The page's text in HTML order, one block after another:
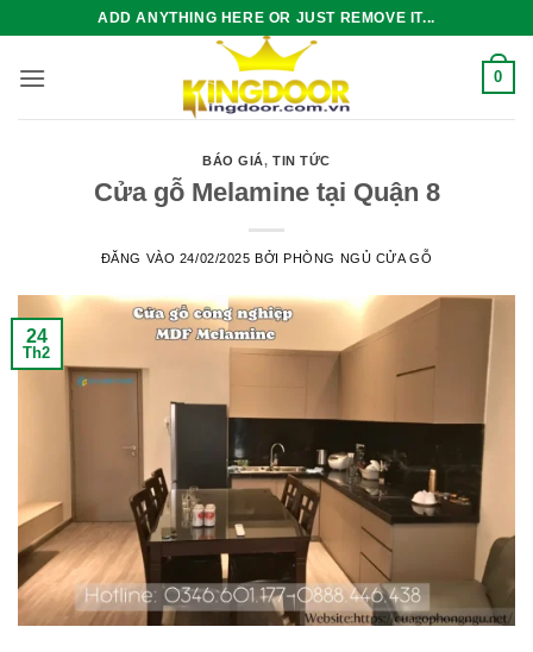
nội
ADD ANYTHING HERE OR JUST REMOVE IT...
0
BÁO GIÁ,TIN TỨC
Cửa gỗ Melamine tại Quận 8
ĐĂNG VÀO 24/02/2025 BỞIPHÒNG NGỦ CỬA GỖ
24
Th2